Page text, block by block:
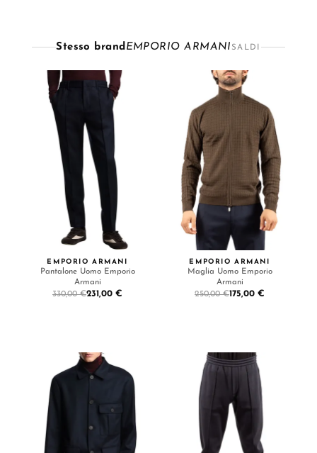
Stesso brand EMPORIO ARMANI SALDI
EMPORIO ARMANI
Pantalone Uomo Emporio
Armani
330,00 €231,00 €
EMPORIO ARMANI
Maglia Uomo Emporio
Armani
250,00 €175,00 €